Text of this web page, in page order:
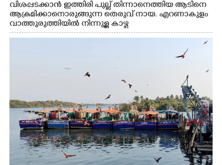
വിശപ്പടക്കാൻ ഇത്തിരി പുല്ല് തിന്നാനെത്തിയ ആടിനെ
ആക്രമിക്കാനൊരുങ്ങുന്ന തെരുവ് നായ. എറണാകുളം
വാത്തുരുത്തിയിൽ നിന്നുള്ള കാഴ്ച